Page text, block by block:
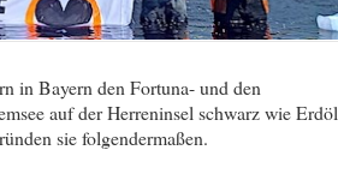
in Bayern den Fortuna- und den
auf der Herreninsel schwarz wie Erdöl
sie folgendermaßen.